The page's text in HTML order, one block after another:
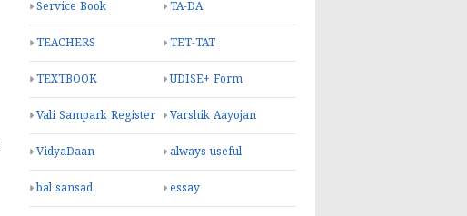
Service Book TA-DA
TEACHERS TET-TAT
TEXTBOOK UDISE+ Form
Vali Sampark Register Varshik Aayojan
VidyaDaan always useful
bal sansad essay